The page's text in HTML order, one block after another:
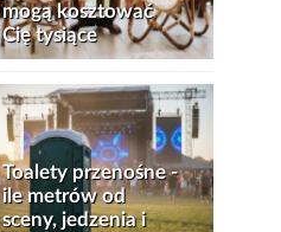
mogą kosztować
Cię tysiące
Toalety przenośne -
ile metrów od
sceny, jedzenia i